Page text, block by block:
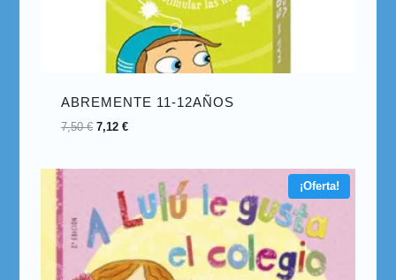
ABREMENTE 11-12AÑOS
7,50€ 7,12€
¡Oferta!